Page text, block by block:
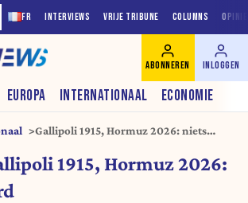
FR INTERVIEWS VRIJE TRIBUNE COLUMNS
EUROPA INTERNATIONAAL ECONOMIE
ABONNEREN INLOGGEN
Gallipoli 1915, Hormuz 2026: niets
1915, Hormuz 2026: